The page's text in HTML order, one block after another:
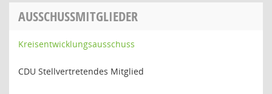
AUSSCHUSSMITGLIEDER
Kreisentwicklungsausschuss
CDU Stellvertretendes Mitglied